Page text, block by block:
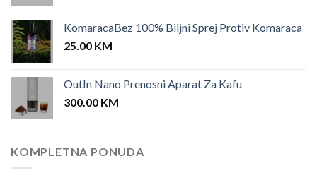
KomaracaBez 100% Biljni Sprej Protiv Komaraca
25.00 KM
OutIn Nano Prenosni Aparat Za Kafu
300.00 KM
KOMPLETNA PONUDA